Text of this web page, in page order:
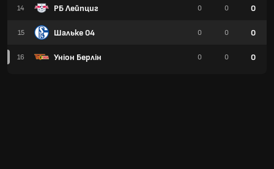
14 РБ Лейпциг
15 Шальке 04
16 Уніон Берлін
0 0 0
0 0 0
0 0 0